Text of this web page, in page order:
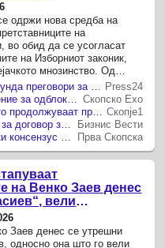
одржи нова средба на
на
во обид да се усогласат
на Изборниот законик,
мнозинство. Од
на ВМРО-ДПМНЕ брифираат
...
Партиите повторно на маса: Нова рунда преговори за Изборниот законик во Собранието Press24
Партиите и денеска ќе бараат решение за одблокирање на Изборниот законик Скопско Ехо
Нов обид за договор: Во Собранието продолжуваат преговорите за Изборниот законик Скопје1
Во Собранието утре повторен обид за договор за Изборниот законик
Бизнис Вести
Во Собранието нов обид за партиски консензус за Изборниот законик
Прва Скопска
на Венко Заев денес
вели
Заев денес се утрешни
односно она што го вели